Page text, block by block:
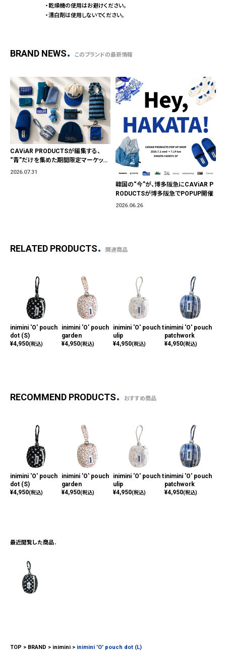
・乾燥機の使用はお避けください。
・漂白剤は使用しないでください。
BRAND NEWS このブランドの最新情報
CAViAR PRODUCTSが編集する、
“青”だけを集めた期間限定マーケット
「BLUE MARKET」が横浜に。ブランド
2026.07.31
韓国の“今”が、博多阪急にCAViAR P
RODUCTSが博多阪急でPOPUP開催
2026.06.26
RELATED PRODUCTS 関連商品
inimini 'O' pouch
dot (S)
¥4,950(税込)
inimini 'O' pouch
garden
¥4,950(税込)
inimini 'O' pouch t
ulip
¥4,950(税込)
inimini 'O' pouch
patchwork
¥4,950(税込)
RECOMMEND PRODUCTS おすすめ商品
inimini 'O' pouch
dot (S)
¥4,950(税込)
inimini 'O' pouch
garden
¥4,950(税込)
inimini 'O' pouch t
ulip
¥4,950(税込)
inimini 'O' pouch
patchwork
¥4,950(税込)
最近閲覧した商品
TOP BRAND inimini inimini 'O' pouch dot (L)